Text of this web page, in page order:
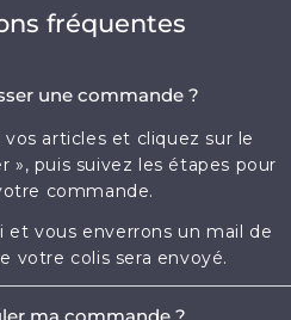
fréquentes
une commande ?
articles et cliquez sur le
», puis suivez les étapes pour
commande.
et vous enverrons un mail de
votre colis sera envoyé.